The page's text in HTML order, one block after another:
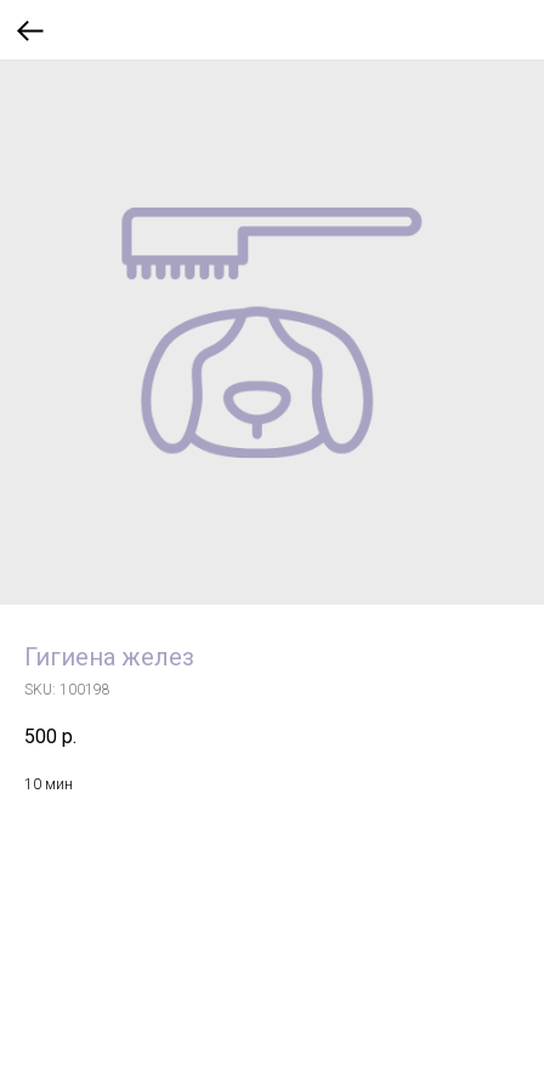
Гигиена желез
SKU: 100198
500 р.
10 мин